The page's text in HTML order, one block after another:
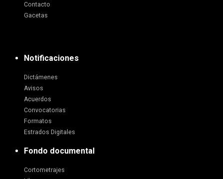
Contacto
Gacetas
Notificaciones
Dictámenes
Avisos
Acuerdos
Convocatorias
Formatos
Estrados Digitales
Fondo documental
Cortometrajes